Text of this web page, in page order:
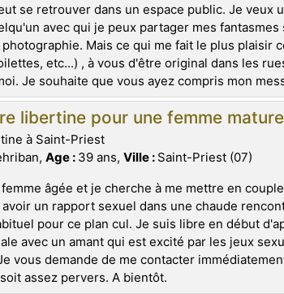
se retrouver dans un espace public. Je veux
avec qui je peux partager mes
Mais ce qui me fait le plus plaisir
etc...) , à vous d'être original dans les
Je souhaite que vous ayez compris mon
libertine pour une femme
à Saint-Priest
Age : 39 ans, Ville : Saint-Priest (07)
âgée et je cherche à me mettre en
un rapport sexuel dans une chaude
pour ce plan cul. Je suis libre en début
avec un amant qui est excité par les jeux
vous demande de me contacter
assez pervers. A bientôt.